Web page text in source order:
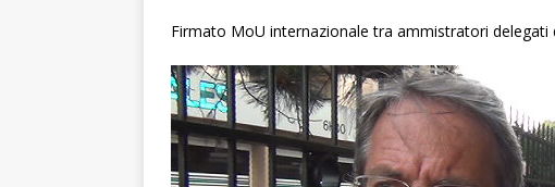
Firmato MoU internazionale tra ammistratori delegati